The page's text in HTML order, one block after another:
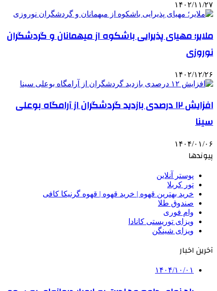
۱۴۰۲/۱۱/۲۷
‌ملایر؛ مهیای پذیرایی باشکوه از میهمانان و گردشگران
نوروزی
۱۴۰۲/۱۲/۲۶
افزایش ۱۲ درصدی بازدید گردشگران از آرامگاه بوعلی
سینا
۱۴۰۴/۰۱/۰۶
پیوندها
پوستر آنلاین
تور کربلا
خرید بهترین قهوه | خرید قهوه | قهوه گرنیکا کافی
صندوق طلا
وام فوری
ویزای توریستی کانادا
ویزای شینگن
آخرین اخبار
۱۴۰۴/۱۰/۰۱